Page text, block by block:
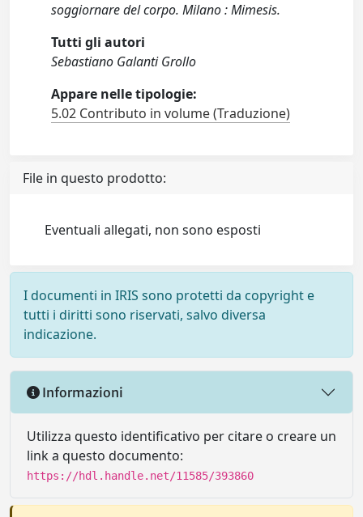
soggiornare del corpo. Milano : Mimesis.
Tutti gli autori
Sebastiano Galanti Grollo
Appare nelle tipologie:
5.02 Contributo in volume (Traduzione)
File in questo prodotto:
Eventuali allegati, non sono esposti
I documenti in IRIS sono protetti da copyright e
tutti i diritti sono riservati, salvo diversa
indicazione.
Informazioni
Utilizza questo identificativo per citare o creare un
link a questo documento:
https://hdl.handle.net/11585/393860